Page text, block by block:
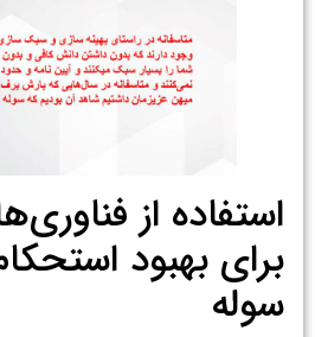
استفاده از
برای بهبود
سوله